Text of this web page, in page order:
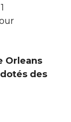
Orleans
des